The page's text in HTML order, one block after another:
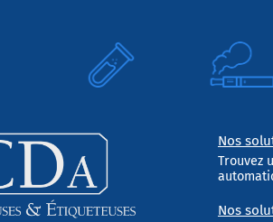
Nos
Trouvez
Nos